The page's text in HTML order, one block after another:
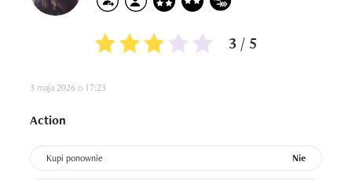
3 / 5
3 maja 2026 o 17:23
Action
Kupi ponownie Nie